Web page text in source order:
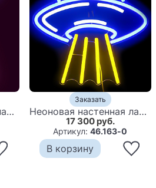
Неоновая настенная лампа UFO and Bird Neon Wall Lamp
Заказать
Неоновая настенная лампа UFO Neon Wall Lamp
17 300 руб.
Артикул:46.163-0
В корзину